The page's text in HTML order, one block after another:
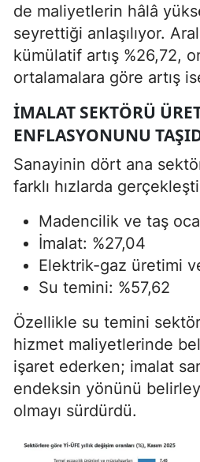
de maliyetlerin hâlâ
seyrettiği anlaşılıyor.
kümülatif artış %26,72,
ortalamalara göre artış
İMALAT SEKTÖRÜ
ENFLASYONUNU
Sanayinin dört ana
farklı hızlarda
Madencilik ve taş
İmalat: %27,04
Elektrik-gaz üretimi
Su temini: %57,62
Özellikle su temini
hizmet maliyetlerinde
işaret ederken; imalat
endeksin yönünü
olmayı sürdürdü.